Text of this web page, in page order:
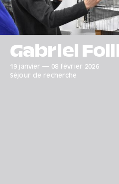
Gabriel
19 janvier — 08 février 2026
Séjour de recherche